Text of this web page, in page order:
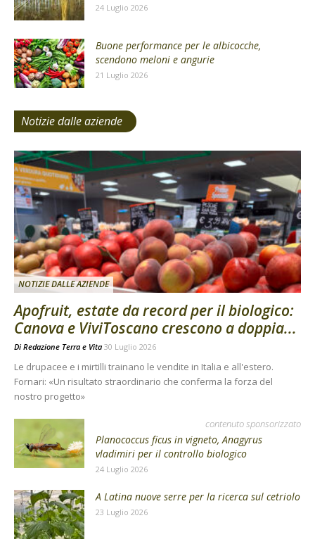
24 Luglio 2026
Buone performance per le albicocche,
scendono meloni e angurie
21 Luglio 2026
Notizie dalle aziende
NOTIZIE DALLE AZIENDE
Apofruit, estate da record per il biologico:
Canova e ViviToscano crescono a doppia...
Di Redazione Terra e Vita 30 Luglio 2026
Le drupacee e i mirtilli trainano le vendite in Italia e all'estero.
Fornari: «Un risultato straordinario che conferma la forza del
nostro progetto»
contenuto sponsorizzato
Planococcus ficus in vigneto, Anagyrus
vladimiri per il controllo biologico
24 Luglio 2026
A Latina nuove serre per la ricerca sul cetriolo
23 Luglio 2026